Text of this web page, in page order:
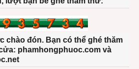
chào đón. Bạn có thể ghé thăm
phamhongphuoc.com và